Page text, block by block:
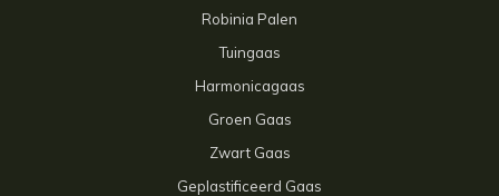
Robinia Palen
Tuingaas
Harmonicagaas
Groen Gaas
Zwart Gaas
Geplastificeerd Gaas